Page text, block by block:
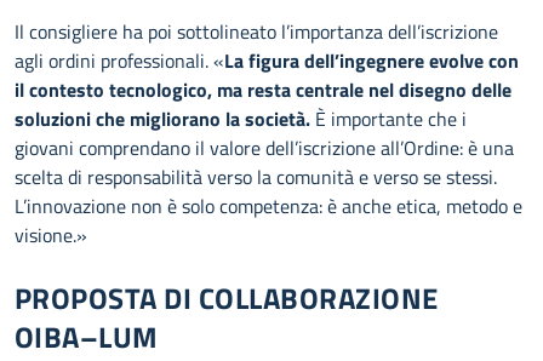
Il consigliere ha poi sottolineato l’importanza dell’iscrizione
agli ordini professionali. «La figura dell’ingegnere evolve con
il contesto tecnologico, ma resta centrale nel disegno delle
soluzioni che migliorano la società. È importante che i
giovani comprendano il valore dell’iscrizione all’Ordine: è una
scelta di responsabilità verso la comunità e verso se stessi.
L’innovazione non è solo competenza: è anche etica, metodo e
visione.»
PROPOSTA DI COLLABORAZIONE
OIBA–LUM